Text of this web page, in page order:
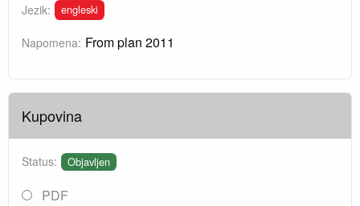
Jezik: engleski
Napomena: From plan 2011
Kupovina
Status: Objavljen
PDF